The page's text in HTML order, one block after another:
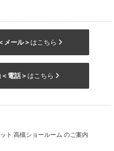
メール＞ はこちら
＜電話＞ はこちら
ト 高槻ショールーム のご案内